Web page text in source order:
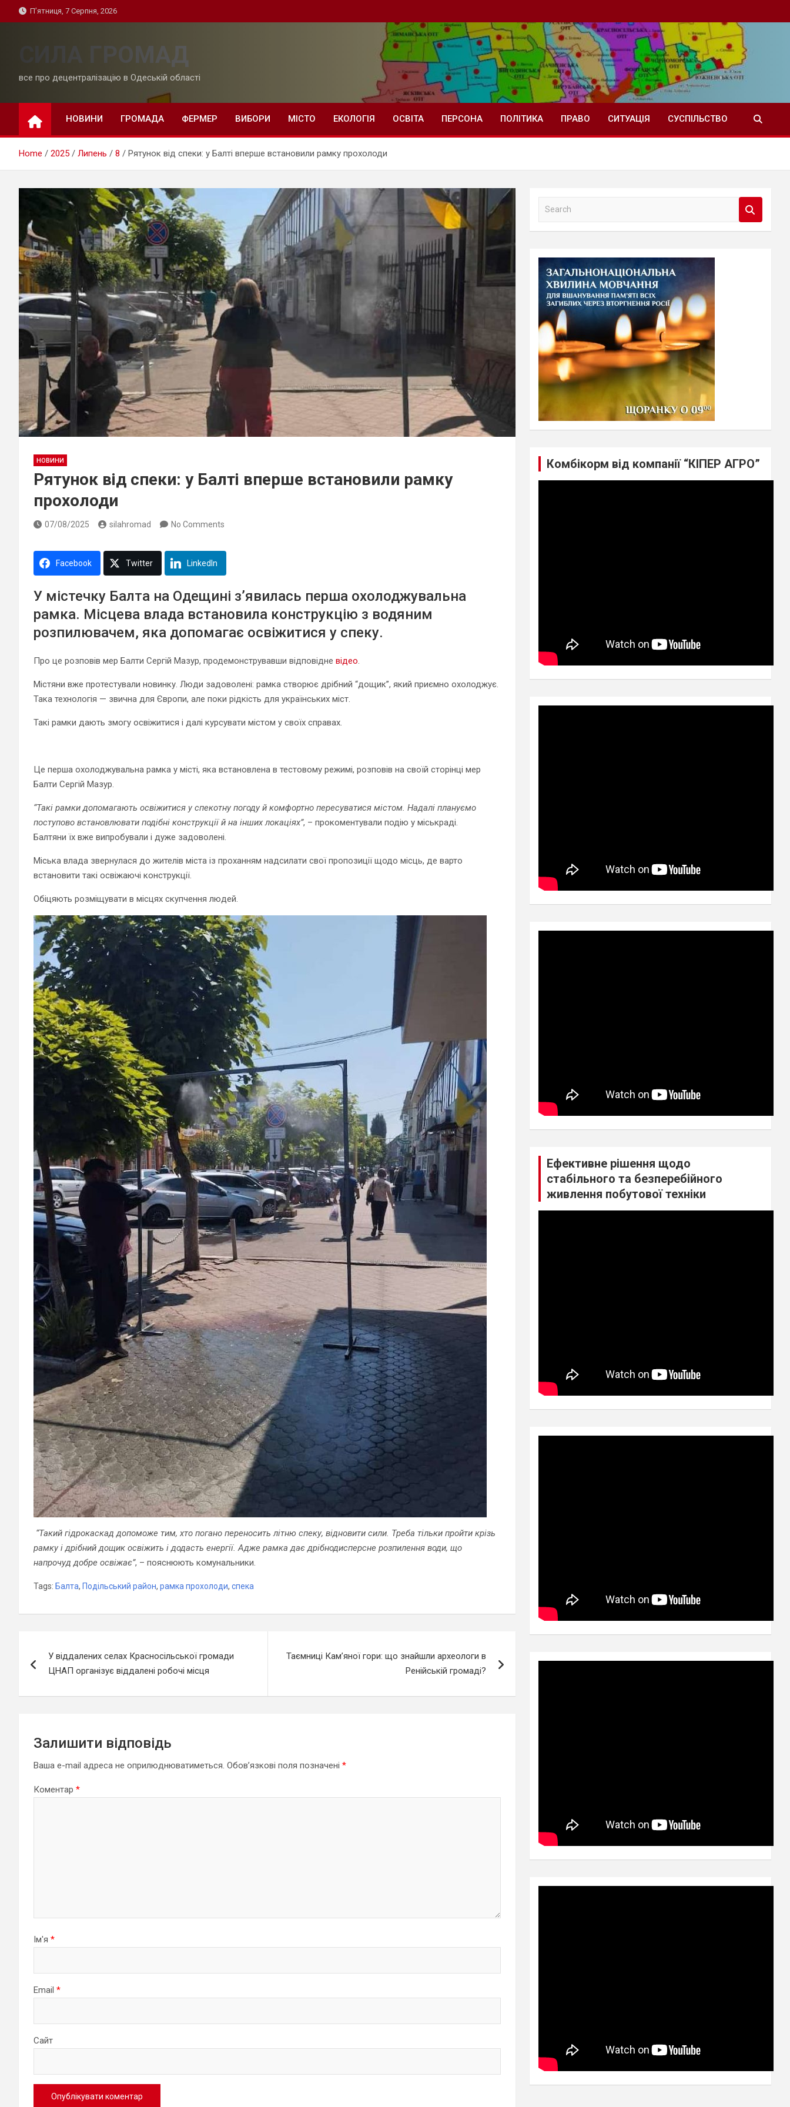
to
П’ятниця, 7 Серпня, 2026
СИЛА ГРОМАД
все про децентралізацію в Одеській області
НОВИНИ ГРОМАДА ФЕРМЕР ВИБОРИ МІСТО ЕКОЛОГІЯ ОСВІТА ПЕРСОНА ПОЛІТИКА ПРАВО СИТУАЦІЯ СУСПІЛЬСТВО
Home 2025 Липень 8 Рятунок від спеки: у Балті вперше встановили рамку прохолоди
НОВИНИ
Рятунок від спеки: у Балті вперше встановили рамку
прохолоди
07/08/2025 silahromad No Comments
Facebook Twitter LinkedIn
У містечку Балта на Одещині з’явилась перша охолоджувальна
рамка. Місцева влада встановила конструкцію з водяним
розпилювачем, яка допомагає освіжитися у спеку.
Про це розповів мер Балти Сергій Мазур, продемонструвавши відповідне відео.
Містяни вже протестували новинку. Люди задоволені: рамка створює дрібний “дощик”, який приємно охолоджує.
Така технологія — звична для Європи, але поки рідкість для українських міст.
Такі рамки дають змогу освіжитися і далі курсувати містом у своїх справах.
Це перша охолоджувальна рамка у місті, яка встановлена в тестовому режимі, розповів на своїй сторінці мер
Балти Сергій Мазур.
“Такі рамки допомагають освіжитися у спекотну погоду й комфортно пересуватися містом. Надалі плануємо
поступово встановлювати подібні конструкції й на інших локаціях”, – прокоментували подію у міськраді.
Балтяни їх вже випробували і дуже задоволені.
Міська влада звернулася до жителів міста із проханням надсилати свої пропозиції щодо місць, де варто
встановити такі освіжаючі конструкції.
Обіцяють розміщувати в місцях скупчення людей.
“Такий гідрокаскад допоможе тим, хто погано переносить літню спеку, відновити сили. Треба тільки пройти крізь
рамку і дрібний дощик освіжить і додасть енергії. Адже рамка дає дрібнодисперсне розпилення води, що
напрочуд добре освіжає”, – пояснюють комунальники.
Tags: Балта, Подільський район, рамка прохолоди, спека
записів
У віддалених селах Красносільської громади
ЦНАП організує віддалені робочі місця
Таємниці Кам’яної гори: що знайшли археологи в
Ренійській громаді?
Залишити відповідь
Ваша e-mail адреса не оприлюднюватиметься. Обов’язкові поля позначені *
Коментар *
Ім'я *
Email *
Сайт
a
Комбікорм від компанії “КІПЕР АГРО”
Ефективне рішення щодо
стабільного та безперебійного
живлення побутової техніки